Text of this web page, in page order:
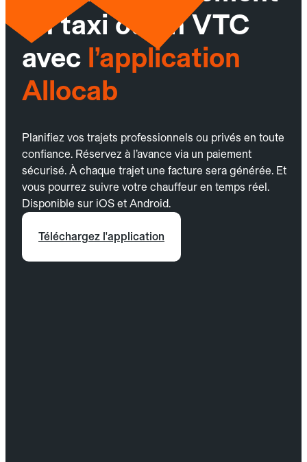
un taxi ou un VTC
avec l’application
Allocab
Planifiez vos trajets professionnels ou privés en toute
confiance. Réservez à l’avance via un paiement
sécurisé. À chaque trajet une facture sera générée. Et
vous pourrez suivre votre chauffeur en temps réel.
Disponible sur iOS et Android.
Téléchargez l'application